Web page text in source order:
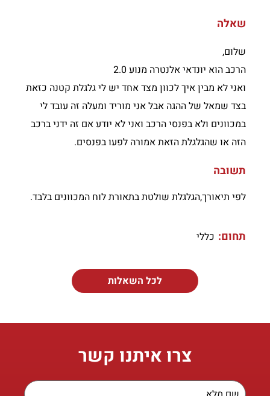
שאלה
שלום,
הרכב הוא יונדאי אלנטרה מנוע 2.0
ואני לא מבין איך לכוון מצד אחד יש לי גלגלת קטנה כזאת
בצד שמאל של ההגה אבל אני מוריד ומעלה זה עובד לי
במכוונים ולא בפנסי הרכב ואני לא יודע אם זה ידני ברכב
הזה או שהגלגלת הזאת אמורה לפעו בפנסים.
תשובה
לפי תיאורך,הגלגלת שולטת בתאורת לוח המכוונים בלבד.
תחום: כללי
לכל השאלות
צרו איתנו קשר